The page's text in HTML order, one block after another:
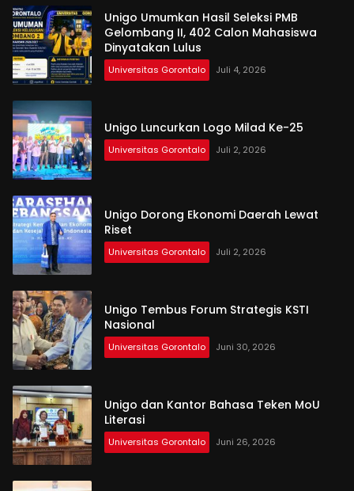
Unigo Umumkan Hasil Seleksi PMB
Gelombang II, 402 Calon Mahasiswa
Dinyatakan Lulus
Universitas Gorontalo Juli 4, 2026
Unigo Luncurkan Logo Milad Ke-25
Universitas Gorontalo Juli 2, 2026
Unigo Dorong Ekonomi Daerah Lewat
Riset
Universitas Gorontalo Juli 2, 2026
Unigo Tembus Forum Strategis KSTI
Nasional
Universitas Gorontalo Juni 30, 2026
Unigo dan Kantor Bahasa Teken MoU
Literasi
Universitas Gorontalo Juni 26, 2026